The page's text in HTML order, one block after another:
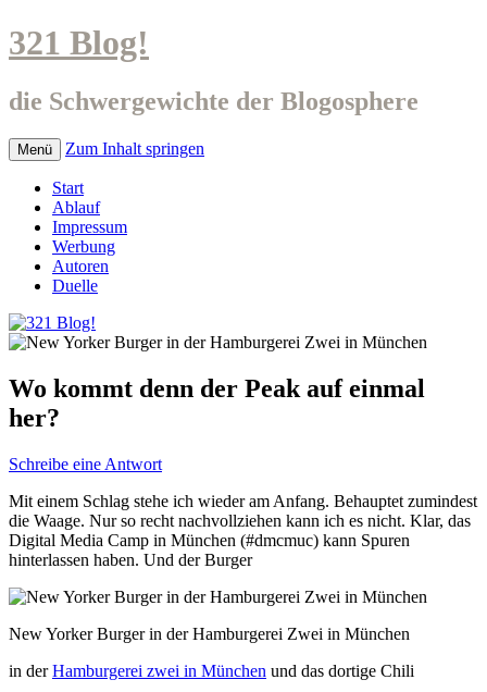
321 Blog!
die Schwergewichte der Blogosphere
Menü Zum Inhalt springen
Start
Ablauf
Impressum
Werbung
Autoren
Duelle
Wo kommt denn der Peak auf einmal
her?
Schreibe eine Antwort
Mit einem Schlag stehe ich wieder am Anfang. Behauptet zumindest
die Waage. Nur so recht nachvollziehen kann ich es nicht. Klar, das
Digital Media Camp in München (#dmcmuc) kann Spuren
hinterlassen haben. Und der Burger
New Yorker Burger in der Hamburgerei Zwei in München
in derHamburgerei zwei in München und das dortige Chili